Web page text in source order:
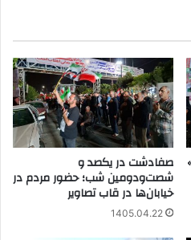
صفادشت در یکصد و
شصت‌ودومین شب؛ حضور مردم در
خیابان‌ها در قاب تصاویر
1405.04.22